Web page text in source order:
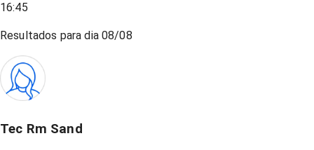
16:45
Resultados para dia08/08
Tec Rm Sand